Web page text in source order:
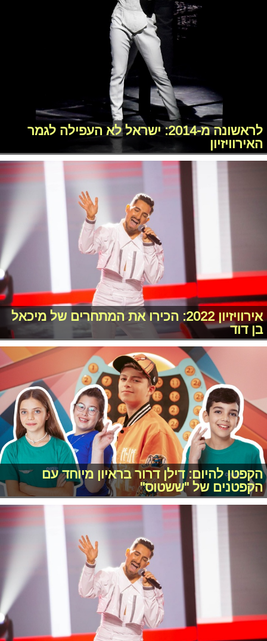
לראשונה מ-2014: ישראל לא העפילה לגמר
האירוויזיון
אירוויזיון 2022: הכירו את המתחרים של מיכאל
בן דוד
הקפטן להיום: דילן דרור בראיון מיוחד עם
הקפטנים של "ששטוס"